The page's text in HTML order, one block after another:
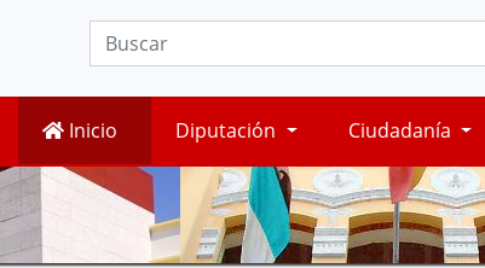
Inicio Diputación Ciudadanía